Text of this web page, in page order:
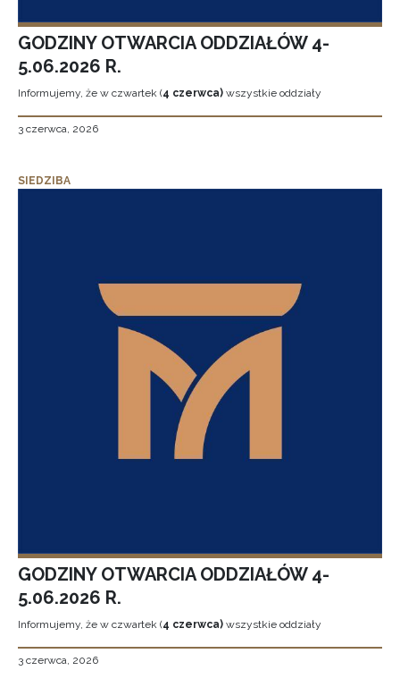
GODZINY OTWARCIA ODDZIAŁÓW 4-
5.06.2026 R.
Informujemy, że w czwartek (4 czerwca) wszystkie oddziały
3 czerwca, 2026
SIEDZIBA
GODZINY OTWARCIA ODDZIAŁÓW 4-
5.06.2026 R.
Informujemy, że w czwartek (4 czerwca) wszystkie oddziały
3 czerwca, 2026